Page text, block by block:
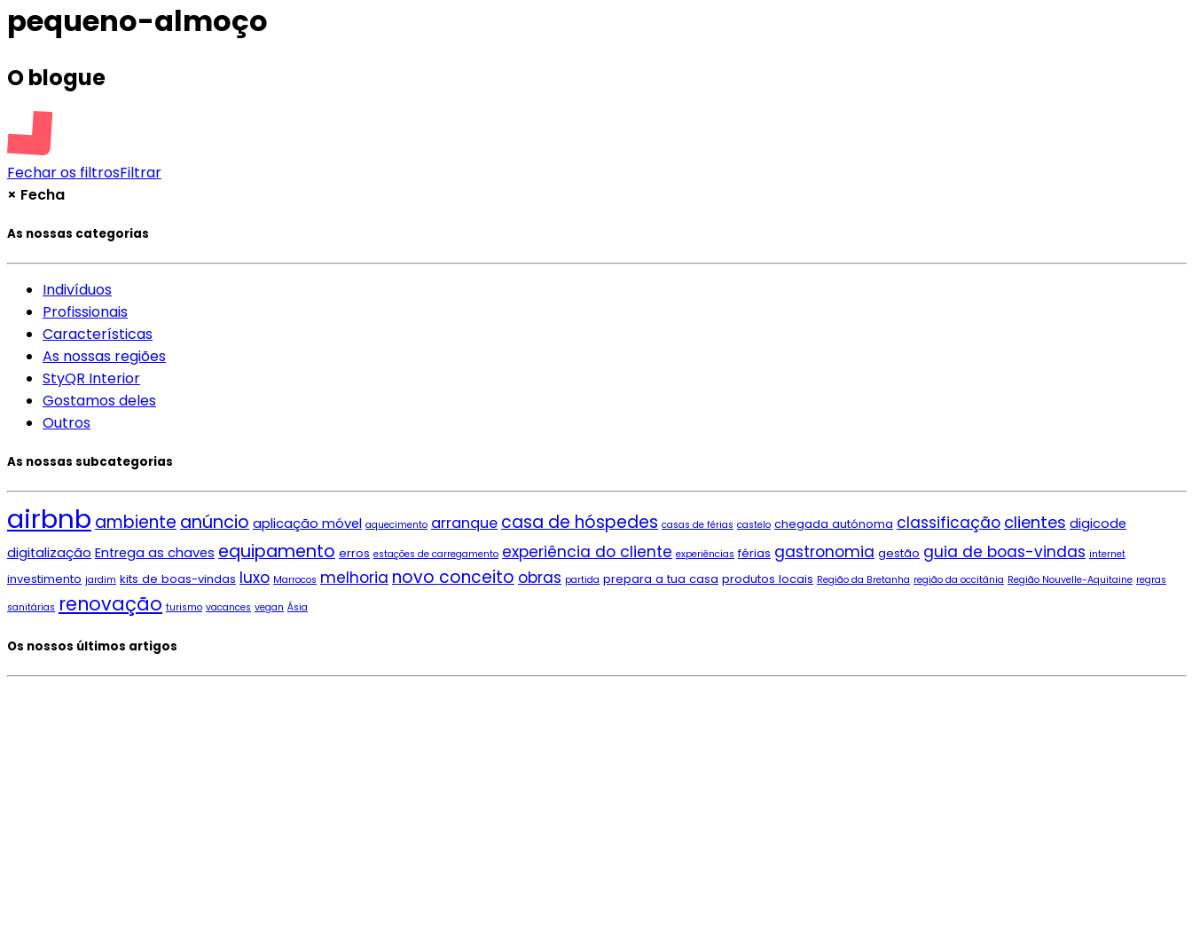
pequeno-almoço
O blogue
Fechar os filtrosFiltrar
× Fecha
As nossas categorias
Indivíduos
Profissionais
Características
As nossas regiões
StyQR Interior
Gostamos deles
Outros
As nossas subcategorias
airbnbambienteanúncio aplicação móvel aquecimento arranquecasa de hóspedes casas de férias castelo chegada autónoma classificação clientes digicode
digitalização Entrega as chaves equipamento erros estações de carregamento experiência do cliente experiências férias gastronomia gestão guia de boas-vindas internet
investimento jardim kits de boas-vindas luxo Marrocos melhoria novo conceito obras partida prepara a tua casa produtos locais Região da Bretanha região da occitânia Região Nouvelle-Aquitaine regras
sanitárias renovação turismo vacances vegan Ásia
Os nossos últimos artigos